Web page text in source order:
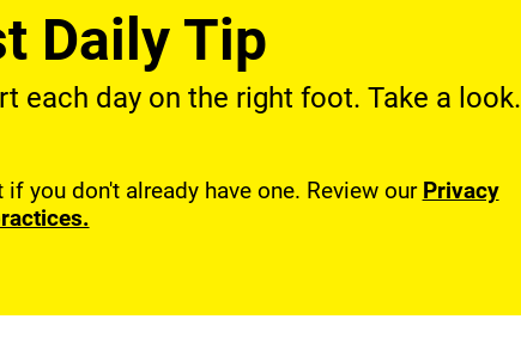
Daily Tip
each day on the right foot. Take a look.
you don't already have one. Review our Privacy